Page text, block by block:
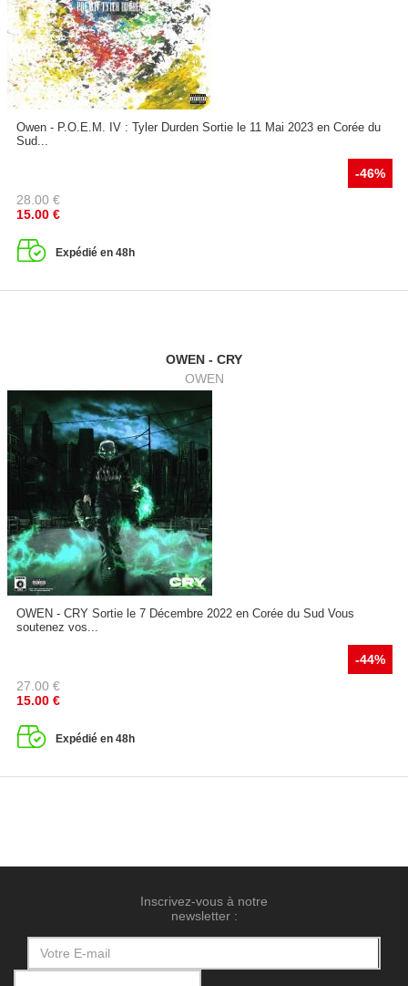
Owen - P.O.E.M. IV : Tyler Durden Sortie le 11 Mai 2023 en Corée du
Sud...
-46%
28.00 €
15.00 €
Expédié en 48h
OWEN - CRY
OWEN
OWEN - CRY Sortie le 7 Décembre 2022 en Corée du Sud Vous
soutenez vos...
-44%
27.00 €
15.00 €
Expédié en 48h
Inscrivez-vous à notre
newsletter :